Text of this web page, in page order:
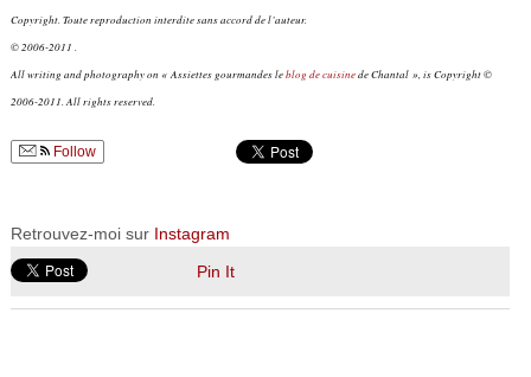
Copyright. Toute reproduction interdite sans accord de l’auteur.
© 2006-2011 .
All writing and photography on « Assiettes gourmandes leblog de cuisinede Chantal », is Copyright ©
2006-2011. All rights reserved.
Follow
Retrouvez-moi sur Instagram
Pin It